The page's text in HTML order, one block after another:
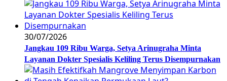
30/07/2026
Jangkau 109 Ribu Warga, Setya Arinugraha Minta
Layanan Dokter Spesialis Keliling Terus Disempurnakan